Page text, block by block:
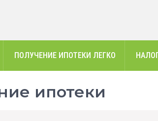
ПОЛУЧЕНИЕ ИПОТЕКИ ЛЕГКО
ипотеки